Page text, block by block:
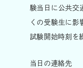
験当日に公共交
くの受験生に影
試験開始時刻を
当日の連絡先